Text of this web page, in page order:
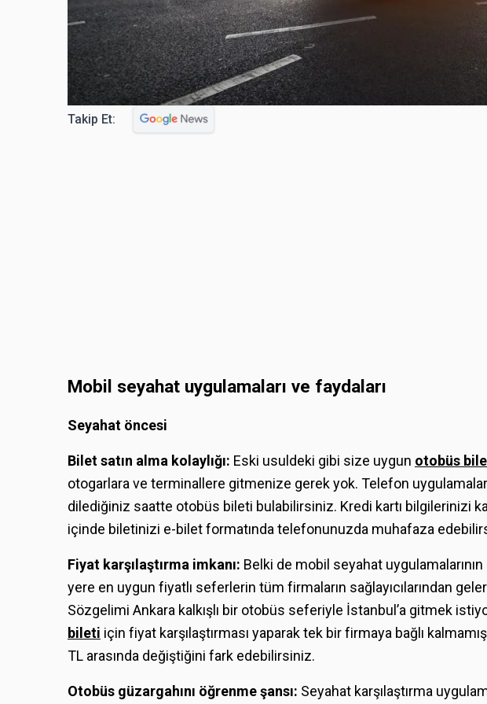
Takip Et:
Mobil seyahat uygulamaları ve faydaları
Seyahat öncesi
Bilet satın alma kolaylığı: Eski usuldeki gibi size uygun otobüs
otogarlara ve terminallere gitmenize gerek yok. Telefon
dilediğiniz saatte otobüs bileti bulabilirsiniz. Kredi kartı bilgilerinizi
içinde biletinizi e-bilet formatında telefonunuzda muhafaza
Fiyat karşılaştırma imkanı: Belki de mobil seyahat
yere en uygun fiyatlı seferlerin tüm firmaların sağlayıcılarından
Sözgelimi Ankara kalkışlı bir otobüs seferiyle İstanbul’a gitmek
bileti için fiyat karşılaştırması yaparak tek bir firmaya bağlı
TL arasında değiştiğini fark edebilirsiniz.
Otobüs güzargahını öğrenme şansı: Seyahat karşılaştırma